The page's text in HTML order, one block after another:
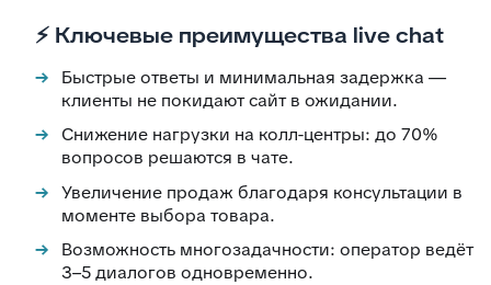
⚡ Ключевые преимущества live chat
Быстрые ответы и минимальная задержка —
клиенты не покидают сайт в ожидании.
Снижение нагрузки на колл-центры: до 70%
вопросов решаются в чате.
Увеличение продаж благодаря консультации в
моменте выбора товара.
Возможность многозадачности: оператор ведёт
3–5 диалогов одновременно.